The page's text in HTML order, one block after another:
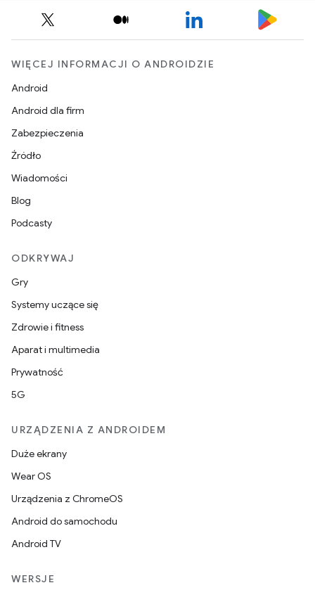
WIĘCEJ INFORMACJI O ANDROIDZIE
Android
Android dla firm
Zabezpieczenia
Źródło
Wiadomości
Blog
Podcasty
ODKRYWAJ
Gry
Systemy uczące się
Zdrowie i fitness
Aparat i multimedia
Prywatność
5G
URZĄDZENIA Z ANDROIDEM
Duże ekrany
Wear OS
Urządzenia z ChromeOS
Android do samochodu
Android TV
WERSJE